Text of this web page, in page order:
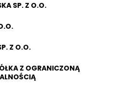
SP. Z O.O.
Z O.O.
Z OGRANICZONĄ